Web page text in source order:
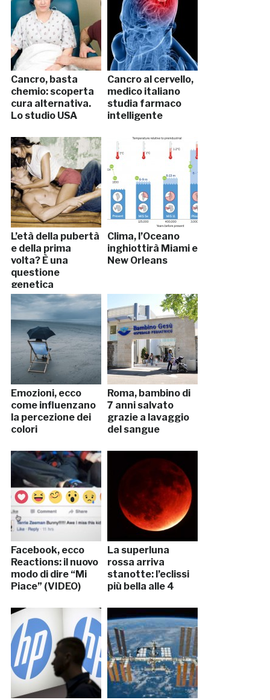
Cancro, basta
chemio: scoperta
cura alternativa.
Lo studio USA
Cancro al cervello,
medico italiano
studia farmaco
intelligente
L’età della pubertà
e della prima
volta? È una
questione
genetica
Clima, l’Oceano
inghiottirà Miami e
New Orleans
Emozioni, ecco
come influenzano
la percezione dei
colori
Roma, bambino di
7 anni salvato
grazie a lavaggio
del sangue
Facebook, ecco
Reactions: il nuovo
modo di dire “Mi
Piace” (VIDEO)
La superluna
rossa arriva
stanotte: l’eclissi
più bella alle 4